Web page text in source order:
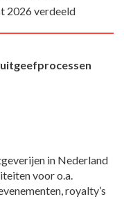
2026 verdeeld
in Nederland
voor o.a.
royalty’s